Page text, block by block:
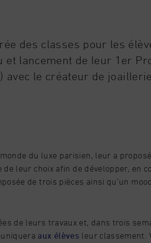
des classes pour les
et lancement de leur 1er
avec le créateur de
du luxe parisien, leur a
de leur choix afin de développer, en
de trois pièces ainsi qu’un
de leurs travaux et, dans trois
aux élèves leur classement.